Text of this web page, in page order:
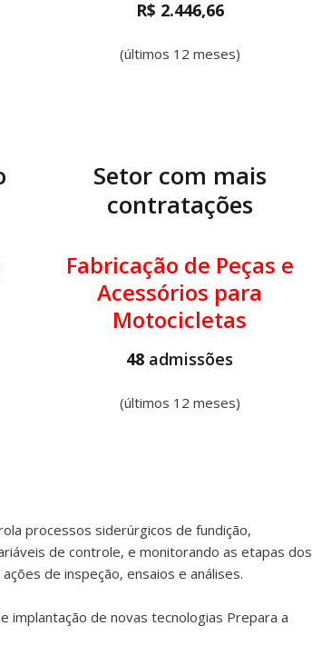
R$ 2.446,66
(últimos 12 meses)
Setor com mais
contratações
Fabricação de Peças e
Acessórios para
Motocicletas
48 admissões
(últimos 12 meses)
processos siderúrgicos de fundição,
de controle, e monitorando as etapas dos
de inspeção, ensaios e análises.
implantação de novas tecnologias Prepara a